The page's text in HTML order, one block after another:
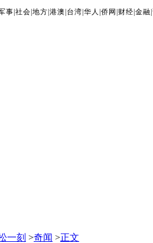
事 |社会 |地方 |港澳 台湾 |华人 |侨网 财经 |金融 |
一刻 >奇闻 >正文